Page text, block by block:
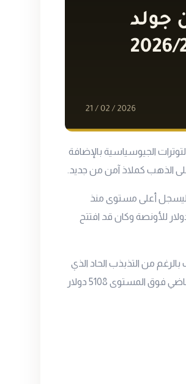
الجيوسياسية بالإضافة
على الذهب كملاذ آمن من جديد.
الذهب العالمي ارتفاع خلال الأسبوع الماضي بنسبة 1.3% ليسجل أعلى مستوى منذ
عند 5108 دولار للأونصة ليغلق تداولات الأسبوع عند المستوى 5108 دولار للأونصة وكان قد افتتح
من التذبذب الحاد الذي
يشهده منذ نهاية شهر يناير، ليستطيع الذهب أن يغلق تداولات الأسبوع الماضي فوق المستوى 5108 دولار